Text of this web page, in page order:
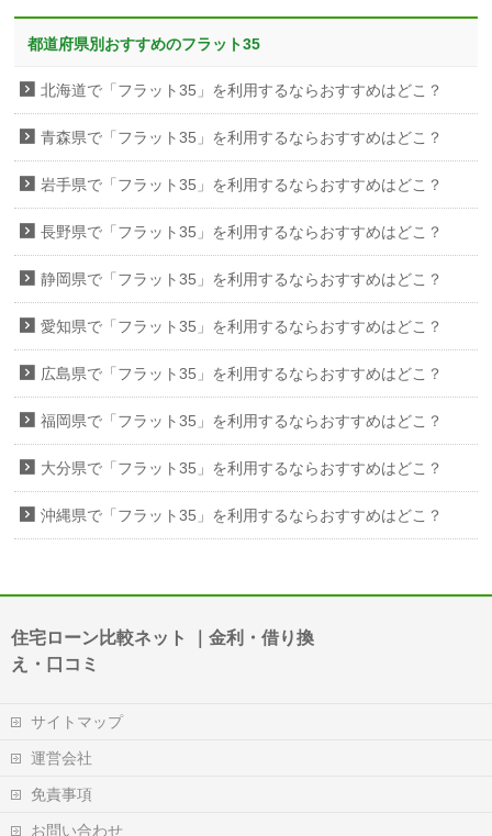
都道府県別おすすめのフラット35
北海道で「フラット35」を利用するならおすすめはどこ？
青森県で「フラット35」を利用するならおすすめはどこ？
岩手県で「フラット35」を利用するならおすすめはどこ？
長野県で「フラット35」を利用するならおすすめはどこ？
静岡県で「フラット35」を利用するならおすすめはどこ？
愛知県で「フラット35」を利用するならおすすめはどこ？
広島県で「フラット35」を利用するならおすすめはどこ？
福岡県で「フラット35」を利用するならおすすめはどこ？
大分県で「フラット35」を利用するならおすすめはどこ？
沖縄県で「フラット35」を利用するならおすすめはどこ？
住宅ローン比較ネット ｜金利・借り換
え・口コミ
サイトマップ
運営会社
免責事項
お問い合わせ